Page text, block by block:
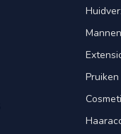
Mannen
Pruiken